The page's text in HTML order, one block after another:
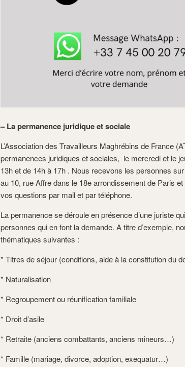
– La permanence juridique et sociale
L’Association des Travailleurs Maghrébins de France
permanences juridiques et sociales, le mercredi et le
13h et de 14h à 17h . Nous recevons les personnes
au 10, rue Affre dans le 18e arrondissement de Paris
vos questions par mail et par téléphone.
La permanence se déroule en présence d’une juriste
personnes qui en font la demande. A titre d’exemple,
thématiques suivantes :
* Titres de séjour (conditions, aide à la constitution du
* Naturalisation
* Regroupement ou réunification familiale
* Droit d’asile
* Retraite (anciens combattants, anciens mineurs…)
* Famille (mariage, divorce, adoption, exequatur…)